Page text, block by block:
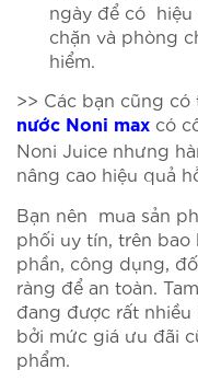
ngày để có hiệu
chặn và phòng
hiểm.
>> Các bạn cũng
nước Noni max có
Noni Juice nhưng
nâng cao hiệu quả
Bạn nên mua sản
phối uy tín, trên bao
phần, công dụng,
ràng để an toàn.
đang được rất
bởi mức giá ưu đãi
phẩm.